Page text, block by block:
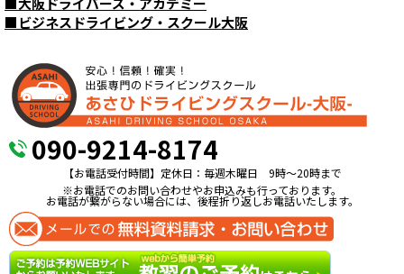
■ビジネスドライビング・スクール大阪
090-9214-8174
【お電話受付時間】定休日：毎週木曜日 9時〜20時まで
※お電話でのお問い合わせやお申込みも行っております。
お電話が繋がらない場合には、後程折り返しお電話いたします。